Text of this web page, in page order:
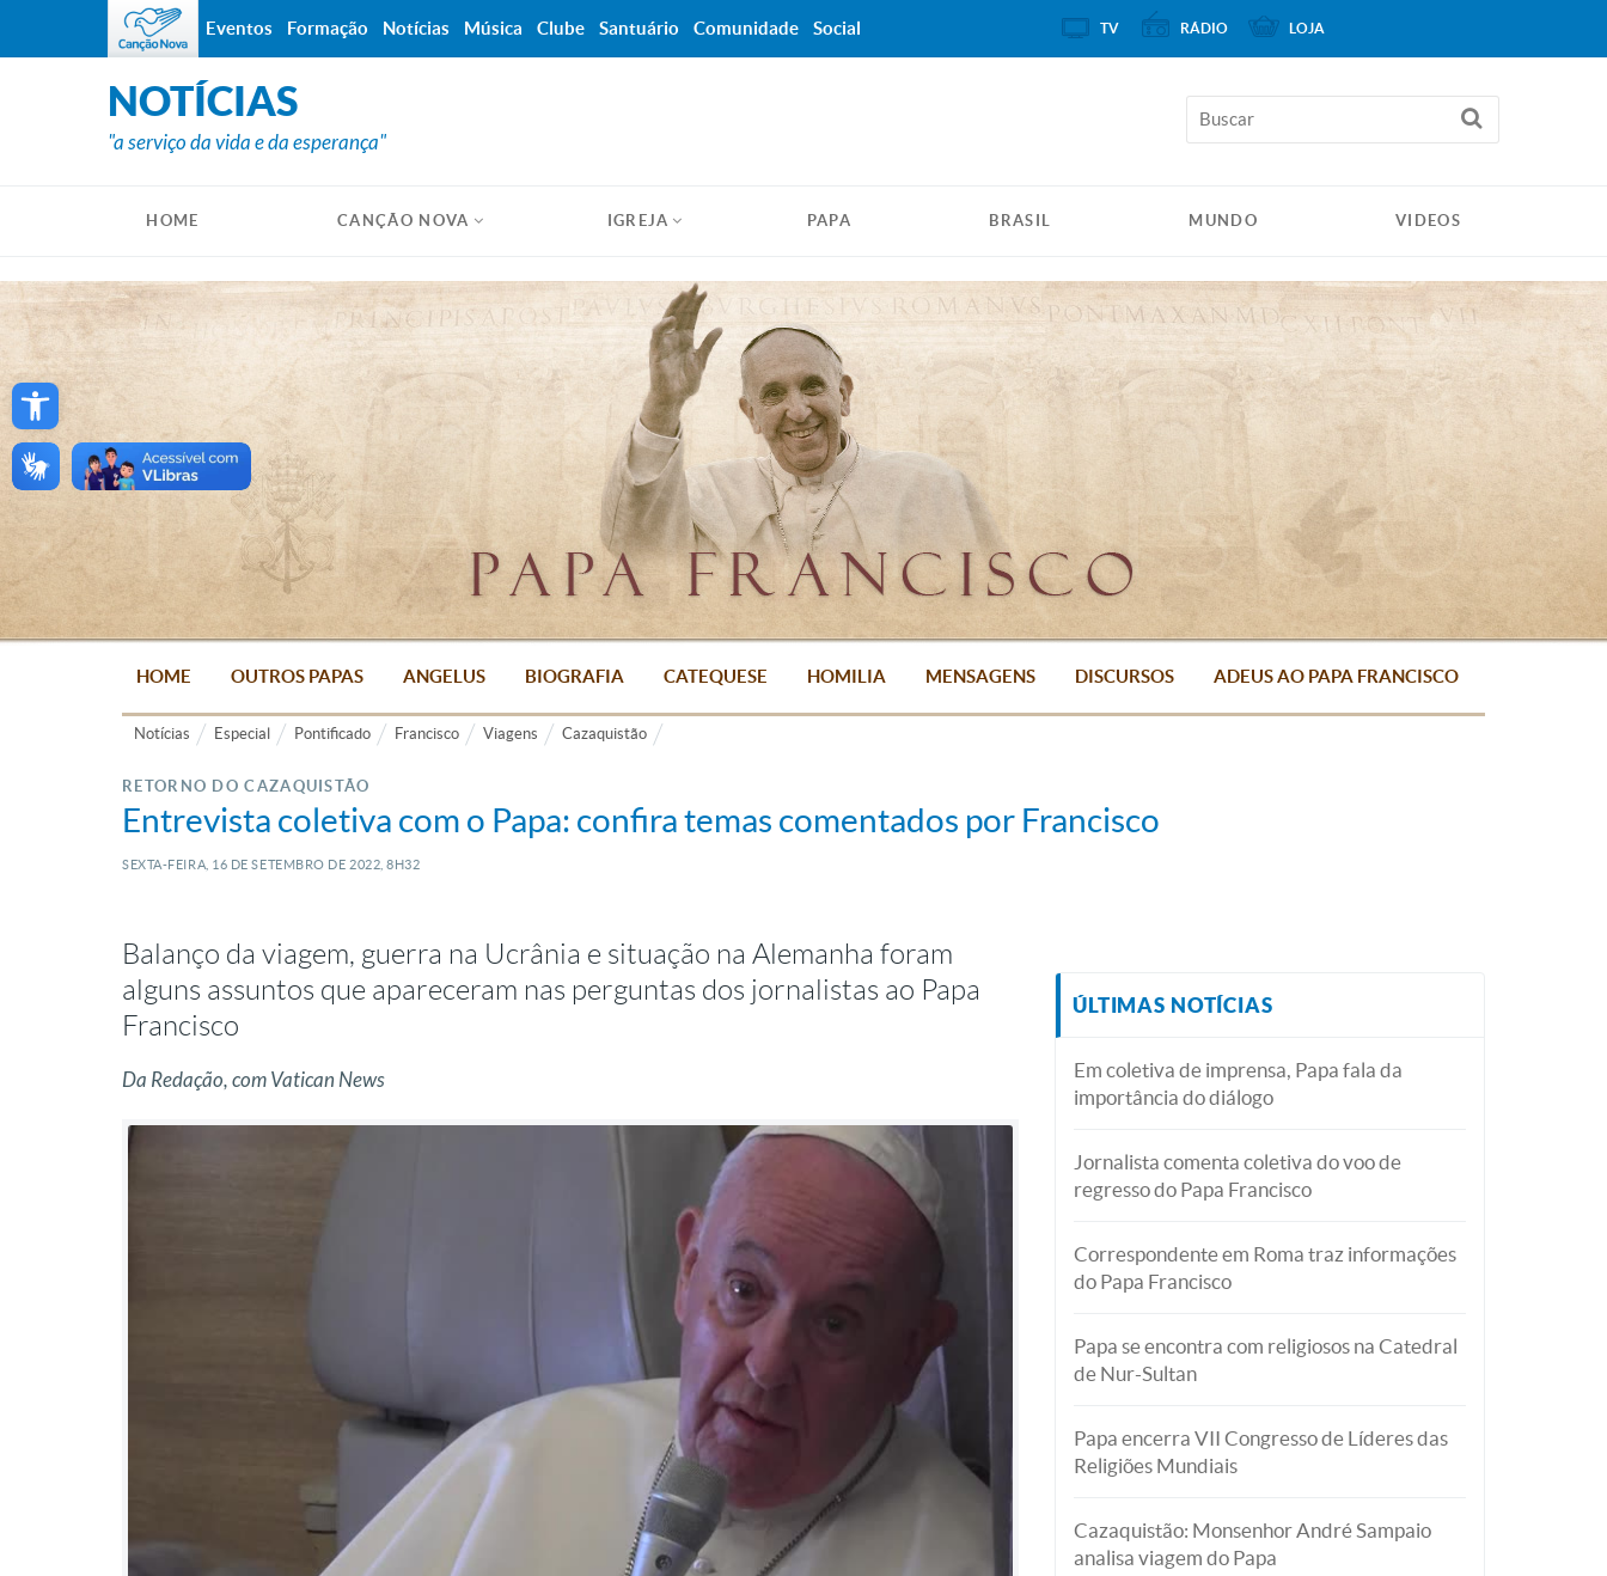
Open toolbar
NOTÍCIAS
"a serviço da vida e da esperança"
HOME CANÇÃO NOVA IGREJA PAPA BRASIL MUNDO VIDEOS
HOME OUTROS PAPAS ANGELUS BIOGRAFIA CATEQUESE HOMILIA MENSAGENS DISCURSOS ADEUS AO PAPA FRANCISCO
Notícias Especial Pontificado Francisco Viagens Cazaquistão
RETORNO DO CAZAQUISTÃO
Entrevista coletiva com o Papa: confira temas comentados por Francisco
SEXTA-FEIRA, 16 DE SETEMBRO DE 2022, 8H32
Balanço da viagem, guerra na Ucrânia e situação na Alemanha foram
alguns assuntos que apareceram nas perguntas dos jornalistas ao Papa
Francisco
Da Redação, com Vatican News
ÚLTIMAS NOTÍCIAS
Em coletiva de imprensa, Papa fala da
importância do diálogo
Jornalista comenta coletiva do voo de
regresso do Papa Francisco
Correspondente em Roma traz informações
do Papa Francisco
Papa se encontra com religiosos na Catedral
de Nur-Sultan
Papa encerra VII Congresso de Líderes das
Religiões Mundiais
Cazaquistão: Monsenhor André Sampaio
analisa viagem do Papa
Eventos Formação Notícias Música Clube Santuário Comunidade Social TV RÁDIO LOJA